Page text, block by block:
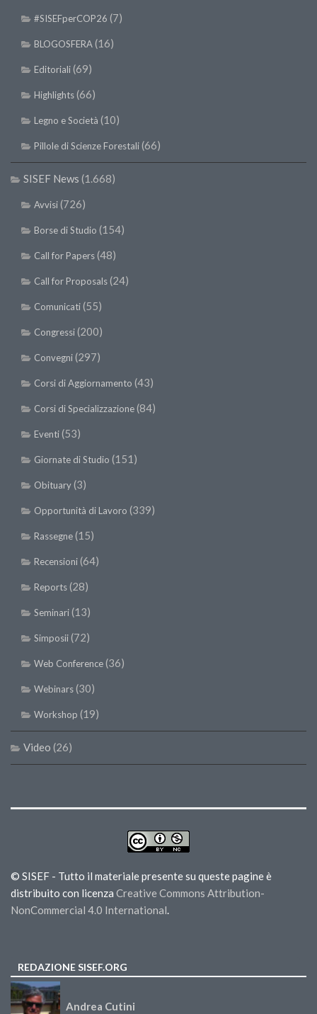
SISEF@Facebook
@SISEF Tweets
@ForestTweeting
SISEF Publishing
Redazione SISEF.ORG
#SISEFperCOP26 (7)
BLOGOSFERA(16)
Editoriali(69)
Highlights(66)
Legno e Società (10)
Pillole di Scienze Forestali(66)
SISEF News (1.668)
Avvisi(726)
Borse di Studio (154)
Call for Papers(48)
Call for Proposals(24)
Comunicati(55)
Congressi(200)
Convegni(297)
Corsi di Aggiornamento (43)
Corsi di Specializzazione(84)
Eventi(53)
Giornate di Studio (151)
Obituary(3)
Opportunità di Lavoro (339)
Rassegne(15)
Recensioni(64)
Reports(28)
Seminari(13)
Simposii(72)
Web Conference(36)
Webinars(30)
Workshop (19)
Video (26)
© SISEF - Tutto il materiale presente su queste pagine è
distribuito con licenza Creative Commons Attribution-
NonCommercial 4.0 International.
REDAZIONE SISEF.ORG
Andrea Cutini